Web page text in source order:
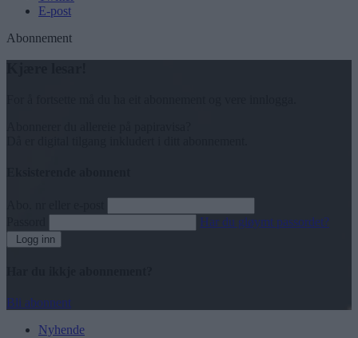
E-post
Abonnement
Har du gløymt passordet?
Logg inn
Bli abonnent
Nyhende